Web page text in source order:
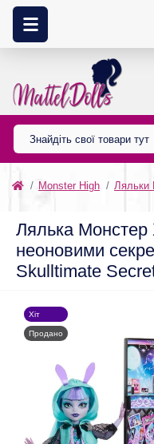
Monster High Ляльки
Лялька
неоновими
Skulltimate
Хіт
Продано